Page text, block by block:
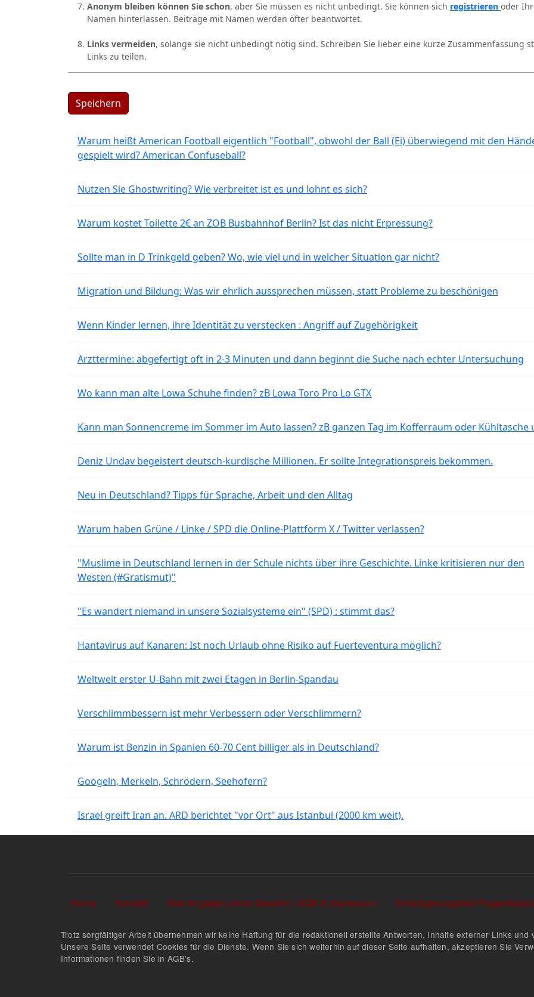
Anonym bleiben können Sie schon, aber Sie müssen es nicht unbedingt. Sie können sich registrieren oder
Namen hinterlassen. Beiträge mit Namen werden öfter beantwortet.
Links vermeiden, solange sie nicht unbedingt nötig sind. Schreiben Sie lieber eine kurze Zusammenfassung
Links zu teilen.
Speichern
Warum heißt American Football eigentlich "Football", obwohl der Ball (Ei) überwiegend mit den
gespielt wird? American Confuseball?
Nutzen Sie Ghostwriting? Wie verbreitet ist es und lohnt es sich?
Warum kostet Toilette 2€ an ZOB Busbahnhof Berlin? Ist das nicht Erpressung?
Sollte man in D Trinkgeld geben? Wo, wie viel und in welcher Situation gar nicht?
Migration und Bildung: Was wir ehrlich aussprechen müssen, statt Probleme zu beschönigen
Wenn Kinder lernen, ihre Identität zu verstecken : Angriff auf Zugehörigkeit
Arzttermine: abgefertigt oft in 2-3 Minuten und dann beginnt die Suche nach echter Untersuchung
Wo kann man alte Lowa Schuhe finden? zB Lowa Toro Pro Lo GTX
Kann man Sonnencreme im Sommer im Auto lassen? zB ganzen Tag im Kofferraum oder Kühltasche
Deniz Undav begeistert deutsch-kurdische Millionen. Er sollte Integrationspreis bekommen.
Neu in Deutschland? Tipps für Sprache, Arbeit und den Alltag
Warum haben Grüne / Linke / SPD die Online-Plattform X / Twitter verlassen?
"Muslime in Deutschland lernen in der Schule nichts über ihre Geschichte. Linke kritisieren nur den
Westen (#Gratismut)"
"Es wandert niemand in unsere Sozialsysteme ein" (SPD) : stimmt das?
Hantavirus auf Kanaren: Ist noch Urlaub ohne Risiko auf Fuerteventura möglich?
Weltweit erster U-Bahn mit zwei Etagen in Berlin-Spandau
Verschlimmbessern ist mehr Verbessern oder Verschlimmern?
Warum ist Benzin in Spanien 60-70 Cent billiger als in Deutschland?
Googeln, Merkeln, Schrödern, Seehofern?
Israel greift Iran an. ARD berichtet "vor Ort" aus Istanbul (2000 km weit).
Sekundärlinks
Home Kontakt Alle Angaben ohne Gewähr! | AGB & Impressum Einbürgerungstest
Trotz sorgfältiger Arbeit übernehmen wir keine Haftung für die redaktionell erstellte Antworten, Inhalte externer Links
Unsere Seite verwendet Cookies für die Dienste. Wenn Sie sich weiterhin auf dieser Seite aufhalten, akzeptieren Sie
Informationen finden Sie in AGB's.